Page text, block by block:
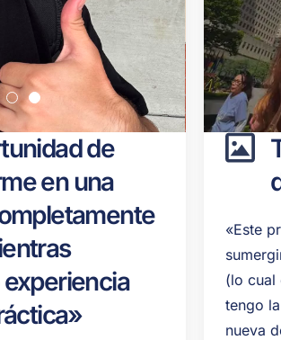
de
en una
«Este
(lo cual
tengo
nueva